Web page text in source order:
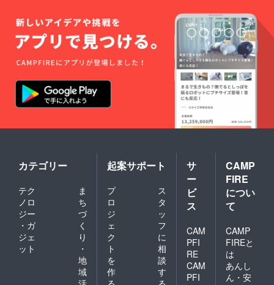
豆)×0.9
5 + 送料
1340円
(梱包料
含む・
クール
便+220
円)にな
りま
造から2
年 合計
金額は
｛5,400
円(水戸
セット)
＋4,300
円(梅シ
ロッ
×70%＋
(梱包料
含む)に
なりま
す。
前入り
特典
・木
桶にご
希望の
お名前
を入れ
ること
ができ
・翌
年度以
降も、
だけの
木桶で
梅干し
を育て
られま
す。 熟
成延長
て ・
3年以上
の長期
熟成を
ご希望
の場合
す。 内
容・仕
様（※数
量・重
量の正
確な説
明）
200リッ
トルの
キー樽
× 2本を
使用 各
梅 約
120kg
を仕込
成・脱
水を経
て、 仕
は各樽
100kg
前後 の
梅干し
になり
カテゴリー
テク
ノロ
ジー
・ガ
ジェ
ット
ま
ち
づ
く
り
・
地
域
起案サポート
プ
ロ
ジ
ェ
ク
ト
を
作
ス
タ
ッ
フ
に
相
談
す
サ
ー
ビ
ス
CAM
PFI
RE
CAM
PFI
CAMP
FIRE
につい
て
CAMP
FIREと
は
あんし
ん・安